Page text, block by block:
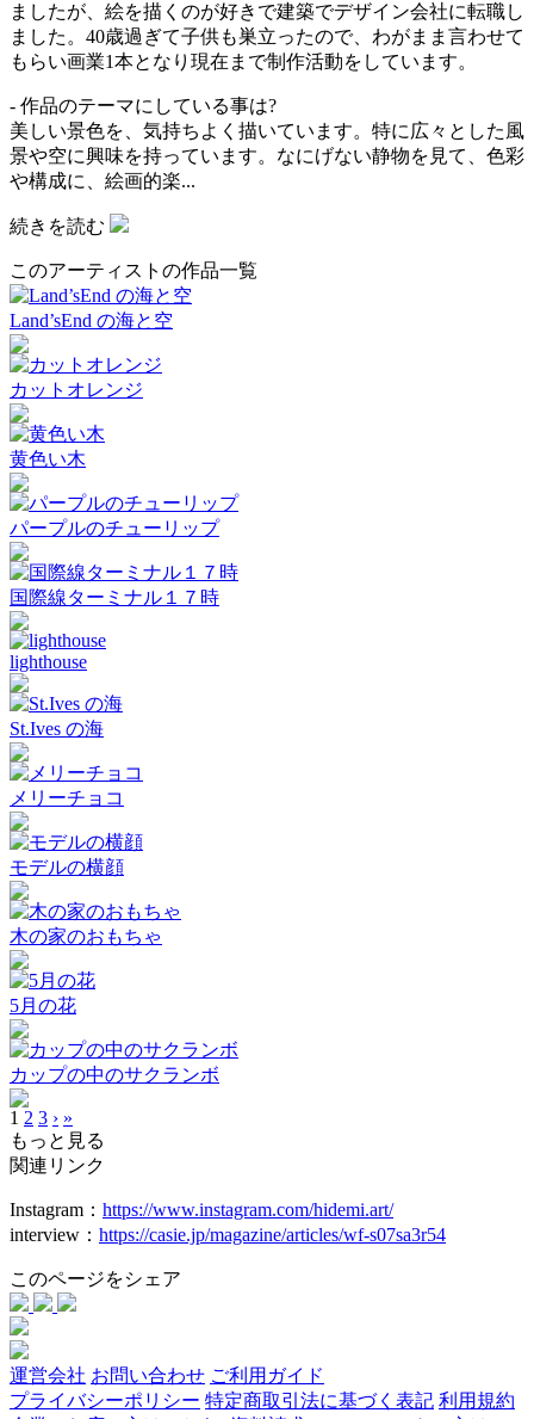
ましたが、絵を描くのが好きで建築でデザイン会社に転職し
ました。40歳過ぎて子供も巣立ったので、わがまま言わせて
もらい画業1本となり現在まで制作活動をしています。
- 作品のテーマにしている事は?
美しい景色を、気持ちよく描いています。特に広々とした風
景や空に興味を持っています。なにげない静物を見て、色彩
や構成に、絵画的楽...
続きを読む
このアーティストの作品一覧
Land’sEnd の海と空
カットオレンジ
黄色い木
パープルのチューリップ
国際線ターミナル１７時
lighthouse
St.Ives の海
メリーチョコ
モデルの横顔
木の家のおもちゃ
5月の花
カップの中のサクランボ
1 2 3 › »
もっと見る
関連リンク
Instagram： https://www.instagram.com/hidemi.art/
interview： https://casie.jp/magazine/articles/wf-s07sa3r54
このページをシェア
運営会社 お問い合わせ ご利用ガイド
プライバシーポリシー 特定商取引法に基づく表記 利用規約